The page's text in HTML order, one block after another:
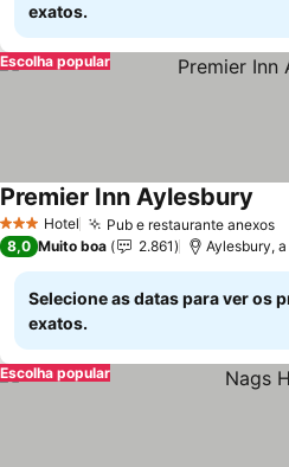
exatos.
Escolha popular
3 EstrelasHotel Pub e restaurante anexos
Premier Inn Aylesbury
8,0 Muito boa 2.861 Aylesbury,
Selecione as datas para ver os
exatos.
Escolha popular